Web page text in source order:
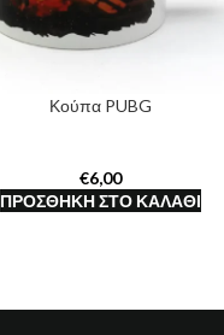
Κούπα PUBG
€
ΠΡΟΣΘΉΚΗ ΣΤΟ ΚΑΛΆΘΙ